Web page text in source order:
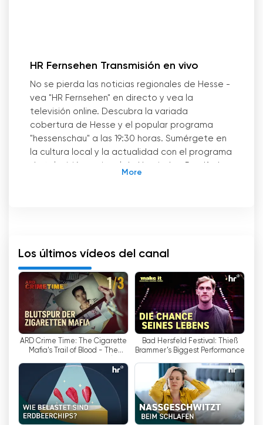
HR Fernsehen Transmisión en vivo
No se pierda las noticias regionales de Hesse -
vea "HR Fernsehen" en directo y vea la
televisión online. Descubra la variada
cobertura de Hesse y el popular programa
"hessenschau" a las 19:30 horas. Sumérgete en
la cultura local y la actualidad con el programa
los telespectadores una gran variedad de
tratan temas de Hesse.
Un formato destacado de "HR Fernsehen" es el
"hessenschau" diario a las 19.30 horas, que se ha
establecido como una institución fija y es uno
de los programas con mayor audiencia de la
programación. El "hessenschau" ofrece un
amplio panorama de la actualidad y los
acontecimientos en Hesse e informa a los
telespectadores sobre los sucesos regionales
importantes.
Los últimos vídeos del canal
ARD Crime Time: The Cigarette
Mafia's Trail of Blood - The
Documentary
Bad Hersfeld Festival: Thieß
Brammer’s Biggest Performance